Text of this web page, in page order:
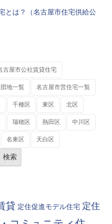
とは？（名古屋市住宅供給公
古屋市公社賃貸住宅
団地一覧 名古屋市営住宅一覧
千種区 東区 北区
瑞穂区 熱田区 中川区
名東区 天白区
貸 定住促進モデル住宅 定住